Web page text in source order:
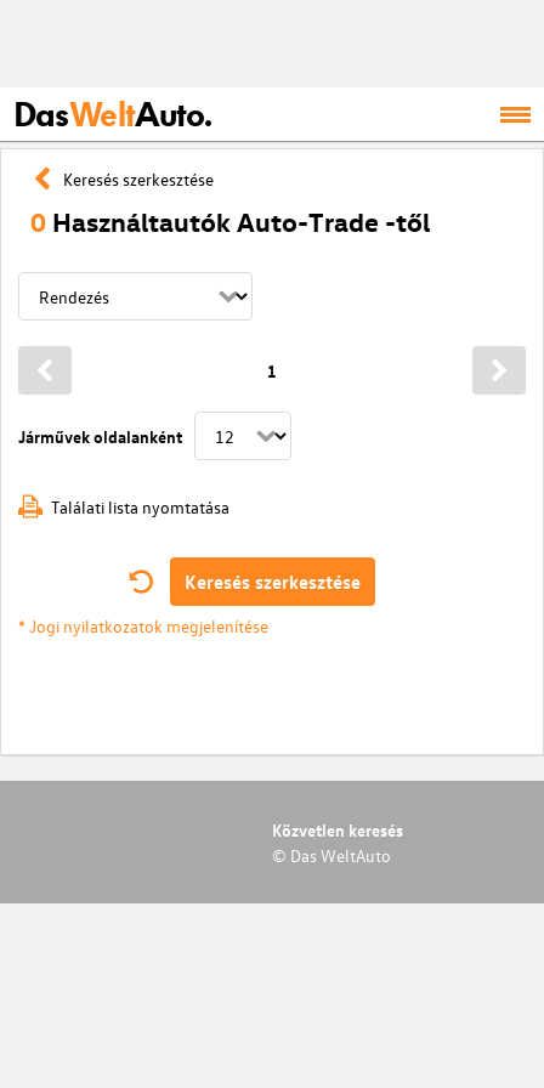
DasWeltAuto.
Keresés szerkesztése
0 Használtautók Auto-Trade -től
Járművek oldalanként
1
Találati lista nyomtatása
Keresés szerkesztése
* Jogi nyilatkozatok megjelenítése
Közvetlen keresés
© Das WeltAuto